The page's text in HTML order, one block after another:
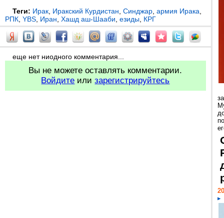
Теги: Ирак Иракский Курдистан Синджар армия Ирака
РПК YBS Иран Хашд аш-Шааби езиды КРГ
еще нет ниодного комментария...
Вы не можете оставлять комментарии.
Войдите илизарегистрируйтесь